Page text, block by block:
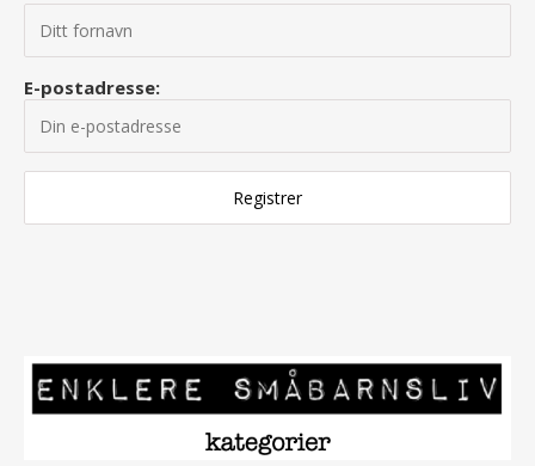
E-postadresse: